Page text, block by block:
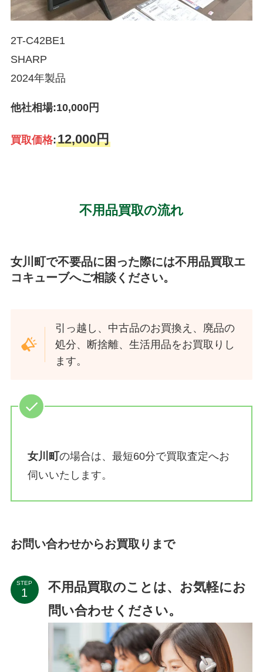
2T-C42BE1
SHARP
2024年製品
他社相場:10,000円
買取価格:12,000円
不用品買取の流れ
女川町で不要品に困った際には不用品買取エ
コキューブへご相談ください。
引っ越し、中古品のお買換え、廃品の
処分、断捨離、生活用品をお買取りし
ます。
女川町 の場合は、最短60分で買取査定へお
伺いいたします。
お問い合わせからお買取りまで
STEP
不用品買取のことは、お気軽にお
問い合わせください。